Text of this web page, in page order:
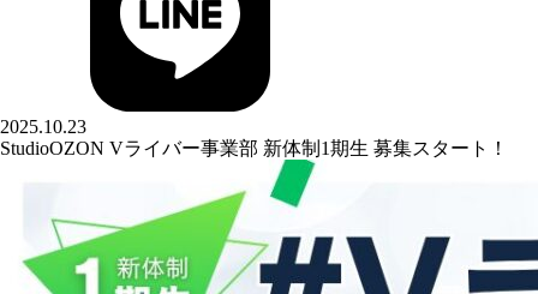
2025.10.23
StudioOZON Vライバー事業部 新体制1期生 募集スタート！